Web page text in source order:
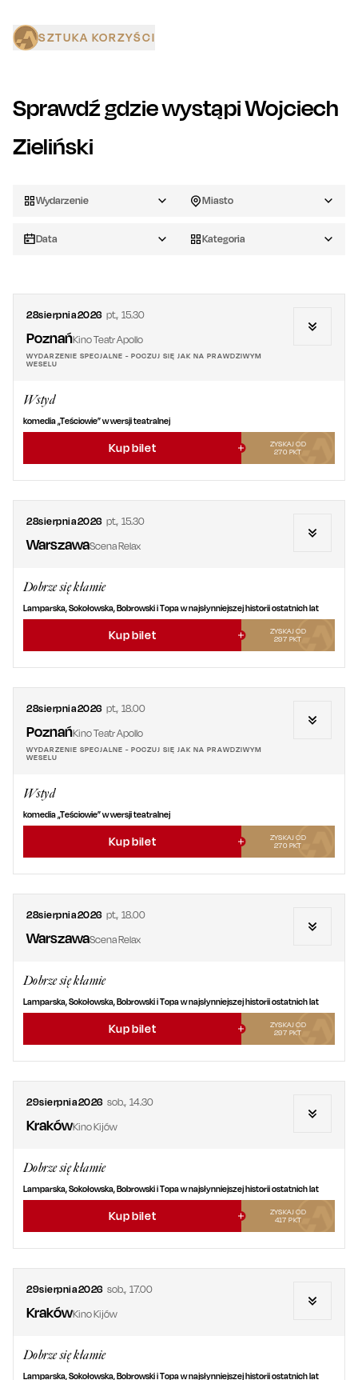
SZTUKA KORZYŚCI
Sprawdź gdzie wystąpiWojciech
Zieliński
Wydarzenie Miasto
Data Kategoria
28sierpnia2026 pt., 15.30
PoznańKino Teatr Apollo
WYDARZENIE SPECJALNE - POCZUJ SIĘ JAK NA PRAWDZIWYM
WESELU
Wstyd
komedia „Teściowie” w wersji teatralnej
Kup bilet
ZYSKAJ OD
270 PKT
28sierpnia2026 pt., 15.30
WarszawaScena Relax
Dobrze się kłamie
Lamparska, Sokołowska, Bobrowski i Topa w najsłynniejszej historii ostatnich lat
Kup bilet
ZYSKAJ OD
297 PKT
28sierpnia2026 pt., 18.00
PoznańKino Teatr Apollo
WYDARZENIE SPECJALNE - POCZUJ SIĘ JAK NA PRAWDZIWYM
WESELU
Wstyd
komedia „Teściowie” w wersji teatralnej
Kup bilet
ZYSKAJ OD
270 PKT
28sierpnia2026 pt., 18.00
WarszawaScena Relax
Dobrze się kłamie
Lamparska, Sokołowska, Bobrowski i Topa w najsłynniejszej historii ostatnich lat
Kup bilet
ZYSKAJ OD
297 PKT
29sierpnia2026 sob., 14.30
KrakówKino Kijów
Dobrze się kłamie
Lamparska, Sokołowska, Bobrowski i Topa w najsłynniejszej historii ostatnich lat
Kup bilet
ZYSKAJ OD
417 PKT
29sierpnia2026 sob., 17.00
KrakówKino Kijów
Dobrze się kłamie
Lamparska, Sokołowska, Bobrowski i Topa w najsłynniejszej historii ostatnich lat